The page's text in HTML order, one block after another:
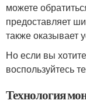
можете
предоставляет
также оказывает
Но если вы
воспользуйтесь
Технология